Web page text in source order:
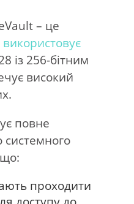
– це
використовує
із 256-бітним
високий
повне
проходити